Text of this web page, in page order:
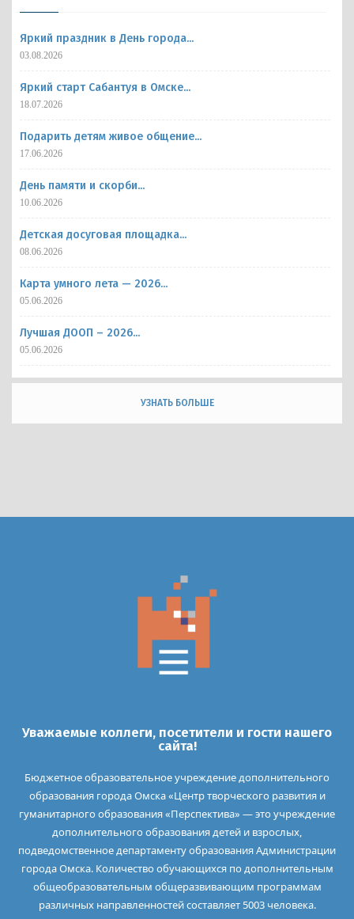
Яркий праздник в День города...
03.08.2026
Яркий старт Сабантуя в Омске...
18.07.2026
Подарить детям живое общение...
17.06.2026
День памяти и скорби...
10.06.2026
Детская досуговая площадка...
08.06.2026
Карта умного лета — 2026...
05.06.2026
Лучшая ДООП – 2026...
05.06.2026
УЗНАТЬ БОЛЬШЕ
Уважаемые коллеги, посетители и гости нашего
сайта!
Бюджетное образовательное учреждение дополнительного
образования города Омска «Центр творческого развития и
гуманитарного образования «Перспектива» — это учреждение
дополнительного образования детей и взрослых,
подведомственное департаменту образования Администрации
города Омска. Количество обучающихся по дополнительным
общеобразовательным общеразвивающим программам
различных направленностей составляет 5003 человека.